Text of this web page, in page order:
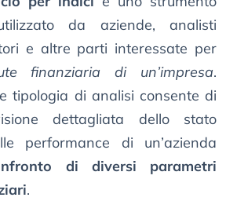
da aziende, analisti
e altre parti interessate per
finanziaria di un’impresa.
tipologia di analisi consente di
dettagliata dello stato
performance di un’azienda
di diversi parametri
.